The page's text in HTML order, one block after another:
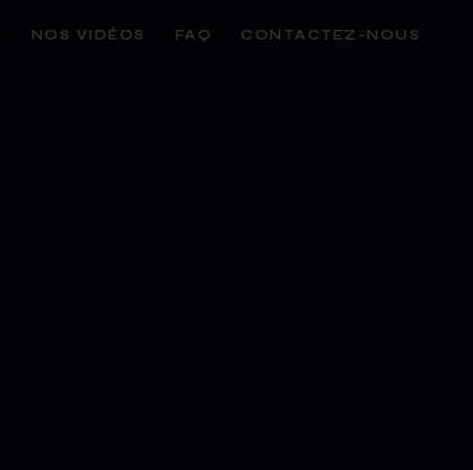
NOS VIDÉOS FAQ CONTACTEZ-NOUS